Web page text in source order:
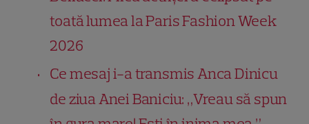
toată lumea la Paris Fashion Week
2026
Ce mesaj i-a transmis Anca Dinicu
de ziua Anei Baniciu: „Vreau să spun